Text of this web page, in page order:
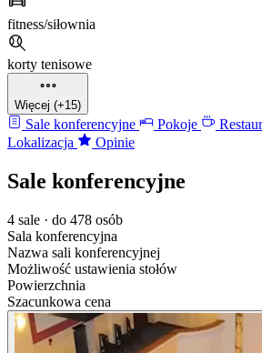
fitness/siłownia
korty tenisowe
Więcej (+15)
Sale konferencyjne Pokoje
Lokalizacja
Opinie
Sale konferencyjne
4 sale · do 478 osób
Sala konferencyjna
Nazwa sali konferencyjnej
Możliwość ustawienia stołów
Powierzchnia
Szacunkowa cena